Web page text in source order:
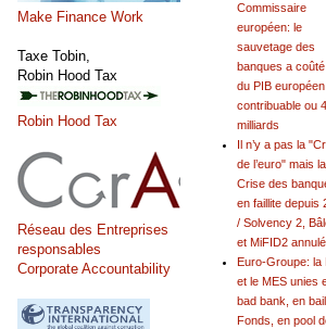
Commissaire
européen: le
sauvetage des
banques a
du PIB
contribuable ou
milliards
Il n’y a pas la
de l’euro" mais la
Crise des
en faillite depuis
/ Solvency 2,
et MiFID2
Euro-Groupe: la
et le MES unies
bad bank, en
Fonds, en pool
Make Finance Work
Taxe Tobin,
Robin Hood Tax
Robin Hood Tax
Réseau des Entreprises
responsables
Corporate Accountability